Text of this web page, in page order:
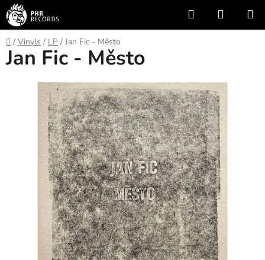
Skip
to
content
Search
CART
Home
/ Vinyls / LP / Jan Fic - Město
Jan Fic - Město